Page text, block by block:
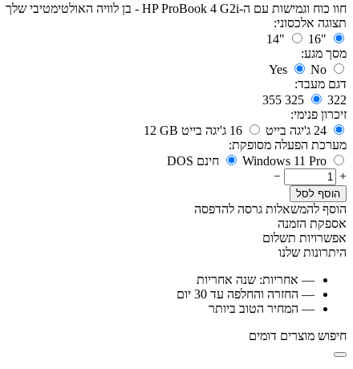
חוו כוח וגמישות עם ה-HP ProBook 4 G2i - בן לוויה האולטימטיבי שלך
תצוגה אלכסוני:
16"
14"
מסך מגע:
No
Yes
דגם מעבד:
322
325
355
זיכרון פנימי:
24 ג'יגה בייט
16 ג'יגה בייט
12 GB
מערכת הפעלה מסופקת:
Windows 11 Pro
חינם DOS
+
−
הוסף לסל
הוסף להמשאלות גרסה להדפסה
אספקת הזמנה
אפשרויות תשלום
היתרונות שלנו
— אחריות: שנה אחריות
— החזרה והחלפה עד 30 יום
— המחיר הטוב ביותר
חיפוש מוצרים דומים